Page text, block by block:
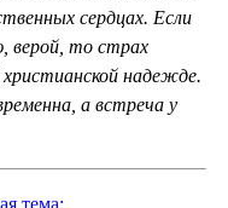
сердцах. Если
верой, то страх
надежде.
а встреча у
тема: